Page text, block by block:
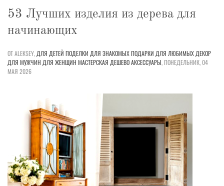
53 Лучших изделия из дерева для
начинающих
ОТ ALEKSEY, ДЛЯ ДЕТЕЙ ПОДЕЛКИ ДЛЯ ЗНАКОМЫХПОДАРКИ ДЛЯ ЛЮБИМЫХ ДЕКОР
ДЛЯ МУЖЧИН ДЛЯ ЖЕНЩИН МАСТЕРСКАЯ ДЕШЕВОАКСЕССУАРЫ,ПОНЕДЕЛЬНИК, 04
МАЯ 2026